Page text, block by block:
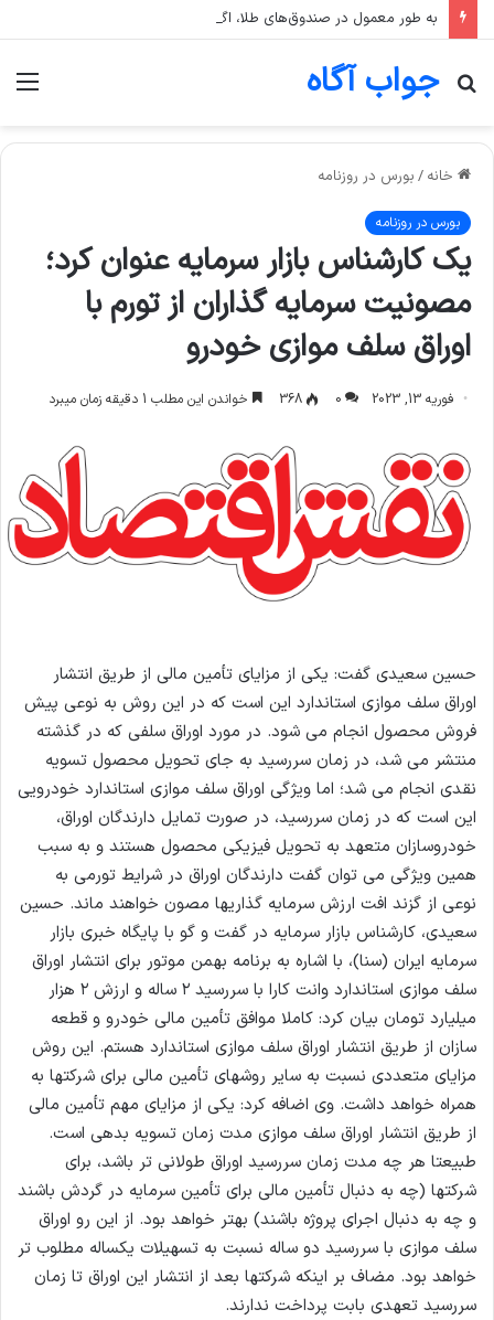
جواب آگاه
جستجو
خانه / بورس در روزنامه
بورس در روزنامه
یک کارشناس بازار سرمایه عنوان کرد؛
مصونیت سرمایه گذاران از تورم با
اوراق سلف موازی خودرو
فوریه 13, 2023 0
368 خواندن این مطلب 1 دقیقه زمان میبرد
حسین سعیدی گفت: یکی از مزایای تأمین مالی از طریق انتشار
اوراق سلف موازی استاندارد این است که در این روش به نوعی پیش
فروش محصول انجام می شود. در مورد اوراق سلفی که در گذشته
منتشر می شد، در زمان سررسید به جای تحویل محصول تسویه
نقدی انجام می شد؛ اما ویژگی اوراق سلف موازی استاندارد خودرویی
این است که در زمان سررسید، در صورت تمایل دارندگان اوراق،
خودروسازان متعهد به تحویل فیزیکی محصول هستند و به سبب
همین ویژگی می توان گفت دارندگان اوراق در شرایط تورمی به
نوعی از گزند افت ارزش سرمایه گذاریها مصون خواهند ماند. حسین
سعیدی، کارشناس بازار سرمایه در گفت و گو با پایگاه خبری بازار
سرمایه ایران (سنا)، با اشاره به برنامه بهمن موتور برای انتشار اوراق
سلف موازی استاندارد وانت کارا با سررسید ۲ ساله و ارزش ۲ هزار
میلیارد تومان بیان کرد: کاملا موافق تأمین مالی خودرو و قطعه
سازان از طریق انتشار اوراق سلف موازی استاندارد هستم. این روش
مزایای متعددی نسبت به سایر روشهای تأمین مالی برای شرکتها به
همراه خواهد داشت. وی اضافه کرد: یکی از مزایای مهم تأمین مالی
از طریق انتشار اوراق سلف موازی مدت زمان تسویه بدهی است.
طبیعتا هر چه مدت زمان سررسید اوراق طولانی تر باشد، برای
شرکتها (چه به دنبال تأمین مالی برای تأمین سرمایه در گردش باشند
و چه به دنبال اجرای پروژه باشند) بهتر خواهد بود. از این رو اوراق
سلف موازی با سررسید دو ساله نسبت به تسهیلات یکساله مطلوب تر
خواهد بود. مضاف بر اینکه شرکتها بعد از انتشار این اوراق تا زمان
سررسید تعهدی بابت پرداخت ندارند.